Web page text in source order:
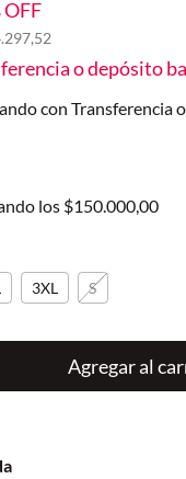
OFF
o depósito
con Transferencia
los $150.000,00
3XL S